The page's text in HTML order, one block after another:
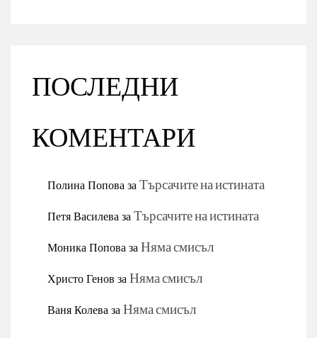
ПОСЛЕДНИ
КОМЕНТАРИ
Полина ПоповазаТърсачите на истината
Петя ВасилевазаТърсачите на истината
Моника ПоповазаНяма смисъл
Христо ГеновзаНяма смисъл
Ваня КолевазаНяма смисъл